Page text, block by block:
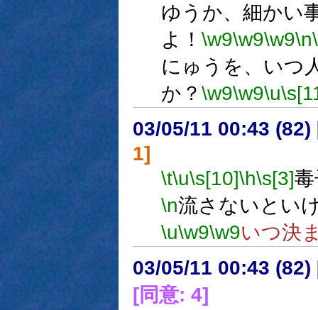
ゆうか、細かい
よ！ \w9\w9\w9\n
にゅうを、いつ
か？ \w9\w9\u
03/05/11 00:43 (82)
1]
\t\u\s[10]\h\s[3]
\n流さないとい
\u\w9\w9いつ決
03/05/11 00:43 (82)
[同意: 4]